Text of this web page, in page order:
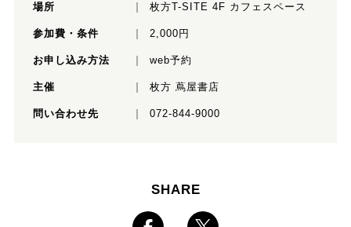
場所 枚方T-SITE 4F カフェスペース
参加費・条件 2,000円
お申し込み方法 web予約
主催 枚方 蔦屋書店
問い合わせ先 072-844-9000
SHARE